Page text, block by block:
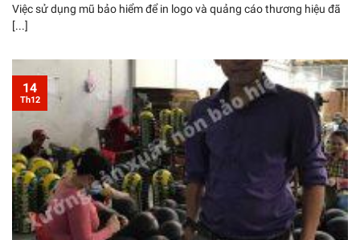
Việc sử dụng mũ bảo hiểm để in logo và quảng cáo thương hiệu đã
[...]
14
Th12